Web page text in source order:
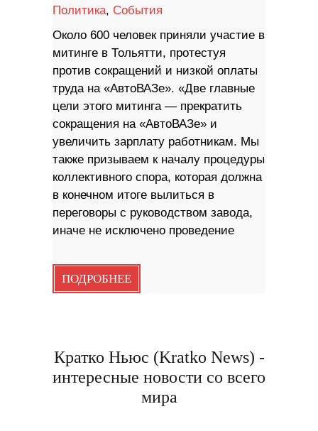
Политика, События
Около 600 человек приняли участие в
митинге в Тольятти, протестуя
против сокращений и низкой оплаты
труда на «АвтоВАЗе». «Две главные
цели этого митинга — прекратить
сокращения на «АвтоВАЗе» и
увеличить зарплату работникам. Мы
также призываем к началу процедуры
коллективного спора, которая должна
в конечном итоге вылиться в
переговоры с руководством завода,
иначе не исключено проведение
ПОДРОБНЕЕ
Кратко Ньюс (Kratko News) -
интересные новости со всего
мира